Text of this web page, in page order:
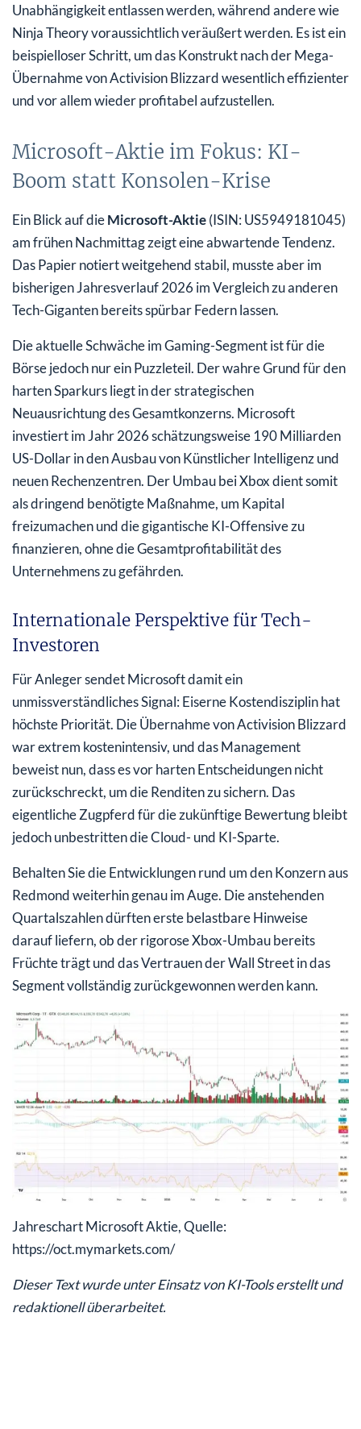
Unabhängigkeit entlassen werden, während andere wie
Ninja Theory voraussichtlich veräußert werden. Es ist ein
beispielloser Schritt, um das Konstrukt nach der Mega-
Übernahme von Activision Blizzard wesentlich effizienter
und vor allem wieder profitabel aufzustellen.
Microsoft-Aktie im Fokus: KI-
Boom statt Konsolen-Krise
Ein Blick auf dieMicrosoft-Aktie(ISIN: US5949181045)
am frühen Nachmittag zeigt eine abwartende Tendenz.
Das Papier notiert weitgehend stabil, musste aber im
bisherigen Jahresverlauf 2026 im Vergleich zu anderen
Tech-Giganten bereits spürbar Federn lassen.
Die aktuelle Schwäche im Gaming-Segment ist für die
Börse jedoch nur ein Puzzleteil. Der wahre Grund für den
harten Sparkurs liegt in der strategischen
Neuausrichtung des Gesamtkonzerns. Microsoft
investiert im Jahr 2026 schätzungsweise 190 Milliarden
US-Dollar in den Ausbau von Künstlicher Intelligenz und
neuen Rechenzentren. Der Umbau bei Xbox dient somit
als dringend benötigte Maßnahme, um Kapital
freizumachen und die gigantische KI-Offensive zu
finanzieren, ohne die Gesamtprofitabilität des
Unternehmens zu gefährden.
Internationale Perspektive für Tech-
Investoren
Für Anleger sendet Microsoft damit ein
unmissverständliches Signal: Eiserne Kostendisziplin hat
höchste Priorität. Die Übernahme von Activision Blizzard
war extrem kostenintensiv, und das Management
beweist nun, dass es vor harten Entscheidungen nicht
zurückschreckt, um die Renditen zu sichern. Das
eigentliche Zugpferd für die zukünftige Bewertung bleibt
jedoch unbestritten die Cloud- und KI-Sparte.
Behalten Sie die Entwicklungen rund um den Konzern aus
Redmond weiterhin genau im Auge. Die anstehenden
Quartalszahlen dürften erste belastbare Hinweise
darauf liefern, ob der rigorose Xbox-Umbau bereits
Früchte trägt und das Vertrauen der Wall Street in das
Segment vollständig zurückgewonnen werden kann.
Jahreschart Microsoft Aktie, Quelle:
https://oct.mymarkets.com/
Dieser Text wurde unter Einsatz von KI-Tools erstellt und
redaktionell überarbeitet.